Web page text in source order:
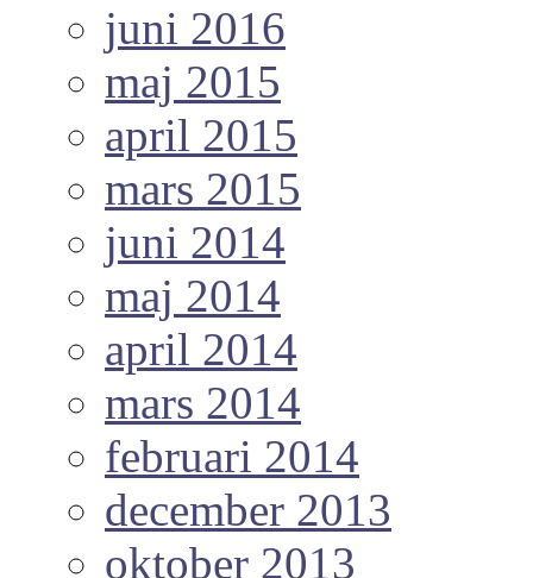
juni 2016
maj 2015
april 2015
mars 2015
juni 2014
maj 2014
april 2014
mars 2014
februari 2014
december 2013
oktober 2013